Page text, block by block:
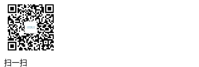
扫一扫